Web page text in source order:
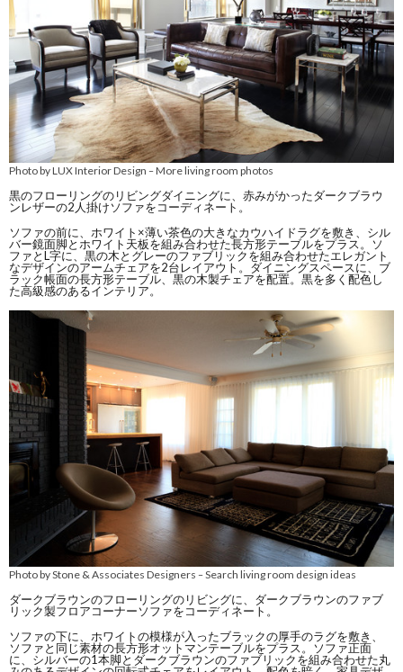
Photo by LUX Interior Design –More living room photos
黒のフローリングのリビングダイニングに、赤みがかったダークブラウ
ンレザーの2人掛けソファをコーディネート。
ソファの前に、ホワイト×薄い茶色の大きなカウハイドラグを敷き、シル
バー鏡面脚とホワイト天板を組み合わせた長方形テーブルをプラス。ソ
ファとL字に、黒の木とグレーのファブリックを組み合わせたエレガント
なデザインのアームチェアを2台レイアウト。ダイニングスペースに、ブ
ラック帳面の長方形テーブル、黒の木製チェアを配置。黒を多く配色し
た高級感のあるインテリア。
Photo by Stone & Associates Designers –Search living room design ideas
ダークブラウンのフローリングのリビングに、ダークブラウンのファブ
リック製フロアコーナーソファをコーディネート。
ソファの下に、ホワイトの模様が入ったブラックの厚手のラグを敷き、
ソファと同じ素材の長方形オットマンテーブルをプラス。ソファ正面
に、シルバーの1本脚とダークブラウンのファブリックを組み合わせた丸